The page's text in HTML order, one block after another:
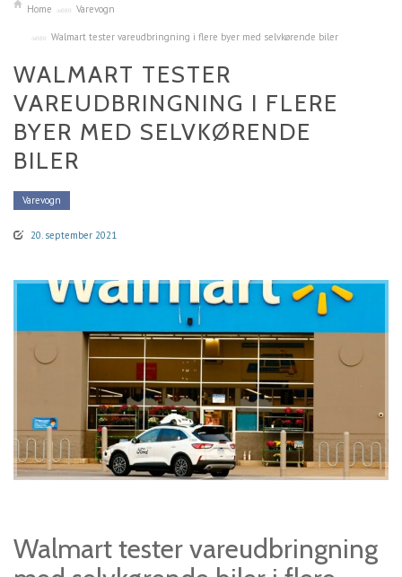
Home Varevogn
Walmart tester vareudbringning i flere byer med selvkørende biler
WALMART TESTER
VAREUDBRINGNING I FLERE
BYER MED SELVKØRENDE
BILER
Varevogn
20. september 2021
Walmart tester vareudbringning